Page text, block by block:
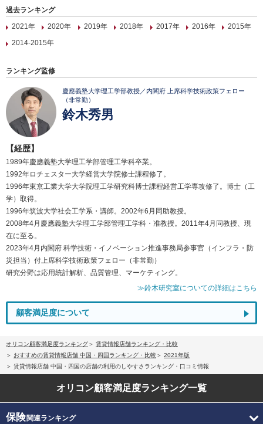
過去ランキング
2021年
2020年 2019年 2018年 2017年 2016年
2015年
2014-2015年
ランキング監修
慶應義塾大学理工学部教授／内閣府 上席科学技術政策フェロー
（非常勤）
鈴木秀男
【経歴】
1989年慶應義塾大学理工学部管理工学科卒業。
1992年ロチェスター大学経営大学院修士課程修了。
1996年東京工業大学大学院理工学研究科博士課程経営工学専攻修了。博士（工
学）取得。
1996年筑波大学社会工学系・講師。2002年6月同助教授。
2008年4月慶應義塾大学理工学部管理工学科・准教授。2011年4月同教授、現
在に至る。
2023年4月内閣府 科学技術・イノベーション推進事務局参事官（インフラ・防
災担当）付上席科学技術政策フェロー（非常勤）
研究分野は応用統計解析、品質管理、マーケティング。
≫鈴木研究室についての詳細はこちら
顧客満足度について
オリコン顧客満足度ランキング
賃貸情報店舗ランキング・比較
おすすめの賃貸情報店舗 中国・四国ランキング・比較
2021年版
賃貸情報店舗 中国・四国の店舗の利用のしやすさランキング・口コミ情報
オリコン顧客満足度ランキング一覧
保険関連ランキング